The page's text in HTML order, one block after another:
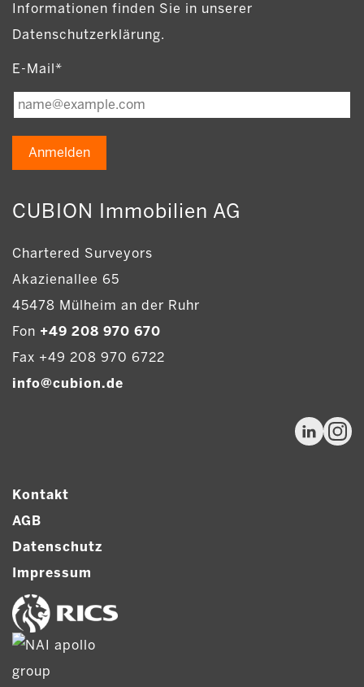
Informationen finden Sie in unserer
Datenschutzerklärung.
E-Mail*
Anmelden
CUBION Immobilien AG
Chartered Surveyors
Akazienallee 65
45478 Mülheim an der Ruhr
Fon +49 208 970 670
Fax +49 208 970 6722
info@cubion.de
Kontakt
AGB
Datenschutz
Impressum